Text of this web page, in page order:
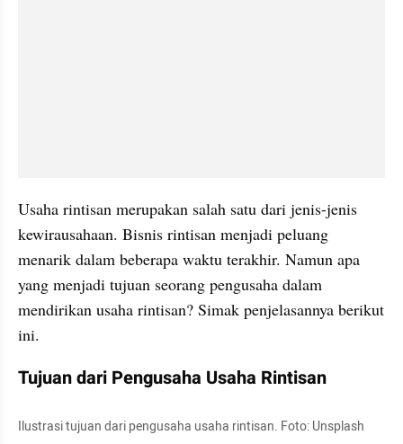
Usaha rintisan merupakan salah satu dari jenis-jenis
kewirausahaan. Bisnis rintisan menjadi peluang
menarik dalam beberapa waktu terakhir. Namun apa
yang menjadi tujuan seorang pengusaha dalam
mendirikan usaha rintisan? Simak penjelasannya berikut
ini.
Tujuan dari Pengusaha Usaha Rintisan
Ilustrasi tujuan dari pengusaha usaha rintisan. Foto: Unsplash